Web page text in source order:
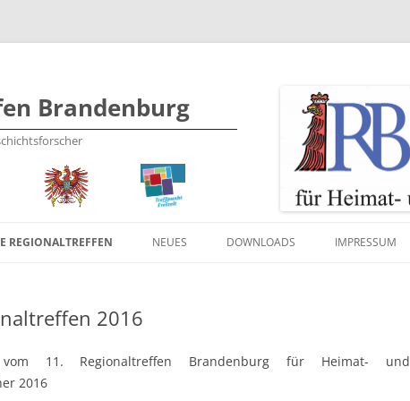
Brandenburg Inhalt
springen
REGIONALTREFFEN
BILDER 2019
PROGRAMM 2017
BILDER 2017
BILDER 2016
NEUES DOWNLOADS IMPRESSUM
2016
vom 11. Regionaltreffen Brandenburg für Heimat- und
2016